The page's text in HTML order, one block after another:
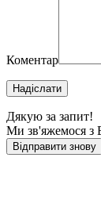
Коментар
Надіслати
Дякую за запит!
Ми зв'яжемося з
Відправити знову